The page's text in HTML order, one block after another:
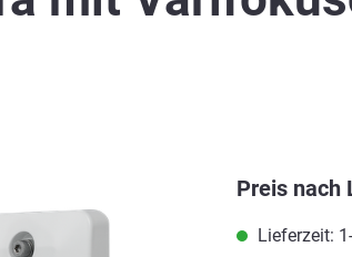
Preis nach
Lieferzeit: